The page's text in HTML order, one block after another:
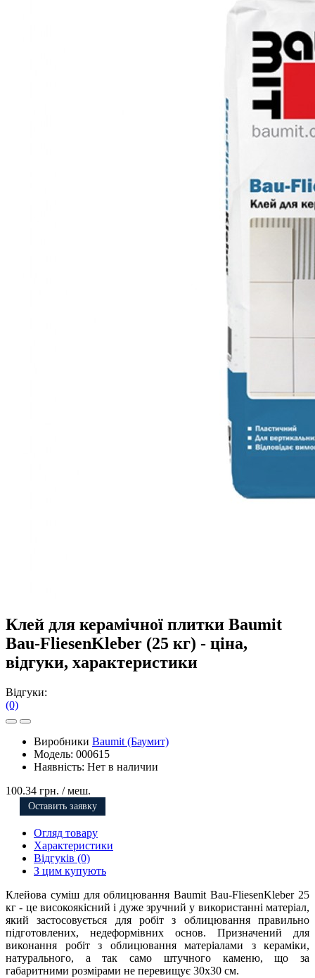
Клей для керамічної плитки Baumit
Bau-FliesenKleber (25 кг) - ціна,
відгуки, характеристики
Відгуки:
(0)
Виробники Baumit (Баумит)
Модель: 000615
Наявність: Нет в наличии
100.34 грн. / меш.
Оставить заявку
Огляд товару
Характеристики
Відгуків (0)
З цим купують
Клейова суміш для облицювання Baumit Bau-FliesenKleber 25
кг - це високоякісний і дуже зручний у використанні матеріал,
який застосовується для робіт з облицювання правильно
підготовлених, недеформівних основ. Призначений для
виконання робіт з облицювання матеріалами з кераміки,
натурального, а так само штучного каменю, що за
габаритними розмірами не перевищує 30х30 см.